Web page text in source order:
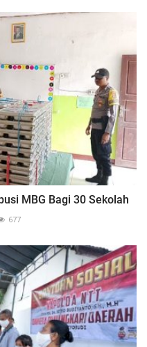
MBG Bagi 30 Sekolah
677